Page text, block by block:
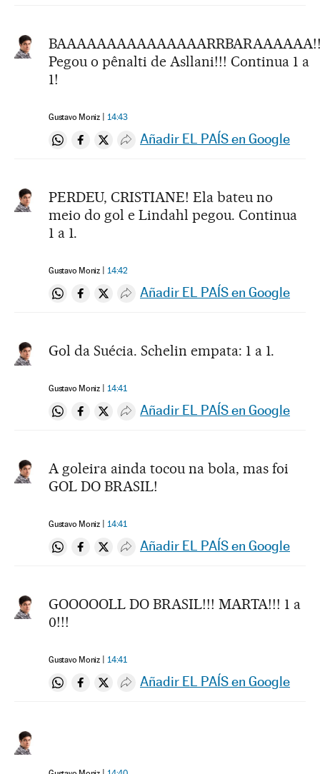
Pegou o pênalti de Asllani!!! Continua 1 a
1!
Gustavo Moniz 14:43
Compartir en Whatsapp
Compartir en Facebook
Compartir en Twitter
Desplegar Redes Sociales
Añadir EL PAÍS en Google
PERDEU, CRISTIANE! Ela bateu no
meio do gol e Lindahl pegou. Continua
1 a 1.
Gustavo Moniz 14:42
Compartir en Whatsapp
Compartir en Facebook
Compartir en Twitter
Desplegar Redes Sociales
Añadir EL PAÍS en Google
Gol da Suécia. Schelin empata: 1 a 1.
Gustavo Moniz 14:41
Compartir en Whatsapp
Compartir en Facebook
Compartir en Twitter
Desplegar Redes Sociales
Añadir EL PAÍS en Google
A goleira ainda tocou na bola, mas foi
GOL DO BRASIL!
Gustavo Moniz 14:41
Compartir en Whatsapp
Compartir en Facebook
Compartir en Twitter
Desplegar Redes Sociales
Añadir EL PAÍS en Google
GOOOOOLL DO BRASIL!!! MARTA!!! 1 a
0!!!
Gustavo Moniz 14:41
Compartir en Whatsapp
Compartir en Facebook
Compartir en Twitter
Desplegar Redes Sociales
Añadir EL PAÍS en Google